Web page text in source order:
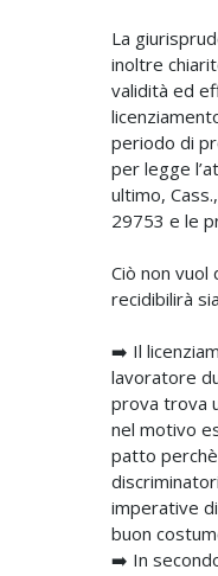
La
inoltre
validità ed
periodo di
per legge
ultimo,
29753 e le
Ciò non vuol
recidibilirà
➡️ Il
lavoratore
prova trova
nel motivo
patto
imperative
buon
➡️ In